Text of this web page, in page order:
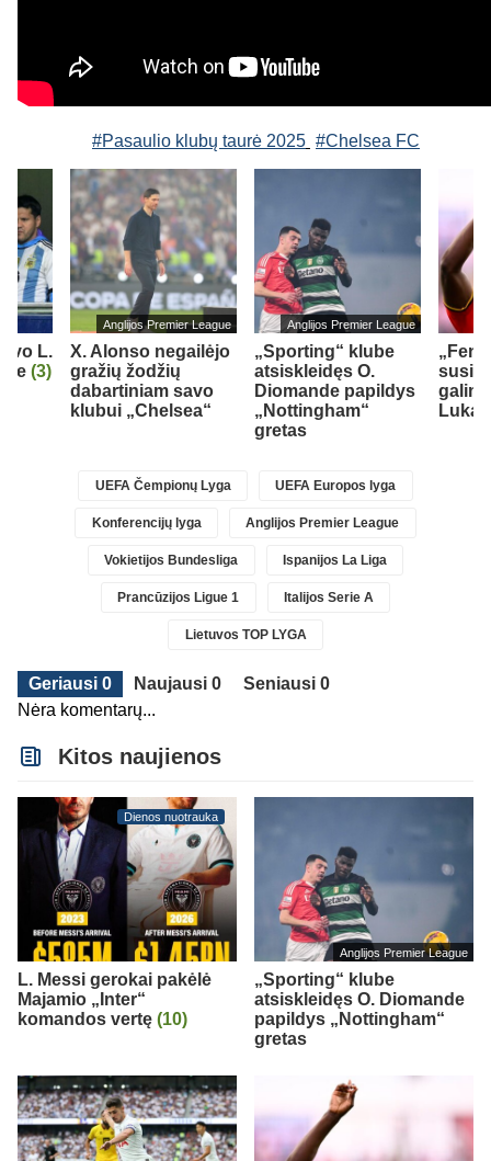
#Pasaulio klubų taurė 2025 #Chelsea FC
L.
(3)
Anglijos Premier League
X. Alonso negailėjo
gražių žodžių
dabartiniam savo
klubui „Chelsea“
Anglijos Premier League
„Sporting“ klube
atsiskleidęs O.
Diomande papildys
„Nottingham“
gretas
UEFA Čempionų Lyga UEFA Europos lyga
Konferencijų lyga Anglijos Premier League
Vokietijos Bundesliga Ispanijos La Liga
Prancūzijos Ligue 1 Italijos Serie A
Lietuvos TOP LYGA
Geriausi 0 Naujausi 0
Seniausi 0
Nėra komentarų...
Kitos naujienos
Dienos nuotrauka
L. Messi gerokai pakėlė
Majamio „Inter“
komandos vertę (10)
Anglijos Premier League
„Sporting“ klube
atsiskleidęs O. Diomande
papildys „Nottingham“
gretas